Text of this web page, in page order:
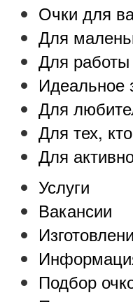
Очки для
Для
Для
Идеальное
Для
Для тех,
Для
Услуги
Вакансии
Подбор